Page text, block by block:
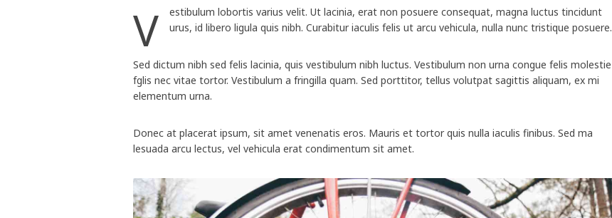
V
estibulum lobortis varius velit. Ut lacinia, erat non posuere consequat, magna luctus tincidunt
urus, id libero ligula quis nibh. Curabitur iaculis felis ut arcu vehicula, nulla nunc tristique posuere.
Sed dictum nibh sed felis lacinia, quis vestibulum nibh luctus. Vestibulum non urna congue felis molestie
fglis nec vitae tortor. Vestibulum a fringilla quam. Sed porttitor, tellus volutpat sagittis aliquam, ex mi
elementum urna.
Donec at placerat ipsum, sit amet venenatis eros. Mauris et tortor quis nulla iaculis finibus. Sed ma
lesuada arcu lectus, vel vehicula erat condimentum sit amet.